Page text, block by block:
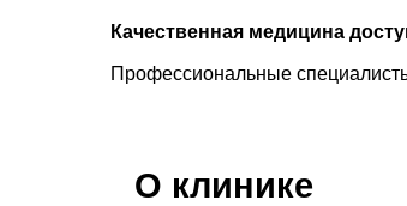
Качественная медицина
Профессиональные
О клинике